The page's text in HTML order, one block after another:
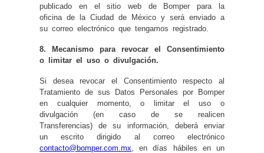
publicado en el sitio web de Bomper para la
oficina de la Ciudad de México y será enviado a
su correo electrónico que tengamos registrado.
8. Mecanismo para revocar el Consentimiento
o limitar el uso o divulgación.
Si desea revocar el Consentimiento respecto al
Tratamiento de sus Datos Personales por Bomper
en cualquier momento, o limitar el uso o
divulgación (en caso de se realicen
Transferencias) de su información, deberá enviar
un escrito dirigido al correo electrónico
contacto@bomper.com.mx , en días hábiles en un